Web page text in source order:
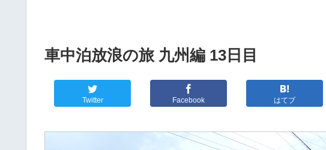
車中泊放浪の旅 九州編 13日目
Twitter Facebook はてブ